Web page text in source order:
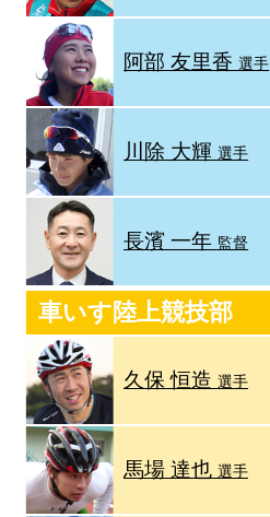
阿部 友里香選手
川除 大輝選手
長濱 一年 監督
車いす陸上競技部
久保 恒造選手
馬場 達也選手